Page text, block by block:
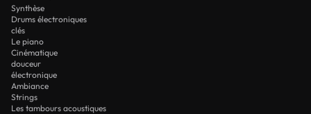
Synthèse
Drums électroniques
clés
Le piano
Cinématique
douceur
électronique
Ambiance
Strings
Les tambours acoustiques